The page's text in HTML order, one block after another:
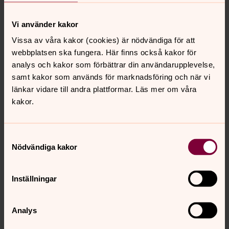
Vi använder kakor
Vissa av våra kakor (cookies) är nödvändiga för att
webbplatsen ska fungera. Här finns också kakor för
analys och kakor som förbättrar din användarupplevelse,
samt kakor som används för marknadsföring och när vi
länkar vidare till andra plattformar. Läs mer om våra
kakor.
Nödvändiga kakor
Inställningar
Analys
v. 4.
Kontakt: Charlotte Dahlbäck, 0911-27 40 27